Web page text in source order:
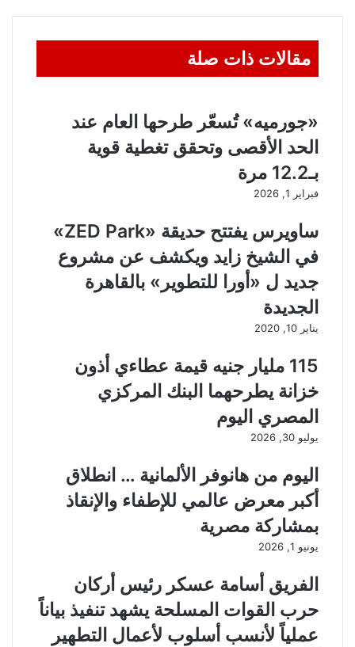
مقالات ذات صلة
«جورميه» تُسعّر طرحها العام عند
الحد الأقصى وتحقق تغطية قوية
بـ12.2 مرة
فبراير 1, 2026
ساويرس يفتتح حديقة «ZED Park»
في الشيخ زايد ويكشف عن مشروع
جديد ل «أورا للتطوير» بالقاهرة
الجديدة
يناير 10, 2020
115 مليار جنيه قيمة عطاءي أذون
خزانة يطرحهما البنك المركزي
المصري اليوم
يوليو 30, 2026
اليوم من هانوفر الألمانية … انطلاق
أكبر معرض عالمي للإطفاء والإنقاذ
بمشاركة مصرية
يونيو 1, 2026
الفريق أسامة عسكر رئيس أركان
حرب القوات المسلحة يشهد تنفيذ بياناً
عملياً لأنسب أسلوب لأعمال التطهير